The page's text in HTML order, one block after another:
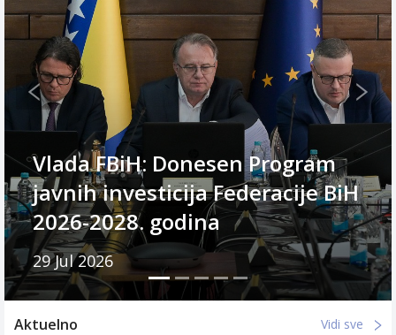
Vlada Federacije BiH: 28. juli
Dan žalosti zbog tragične
pet bh. planinara
27 Jul 2026
Previous Next
Aktuelno Vidi sve